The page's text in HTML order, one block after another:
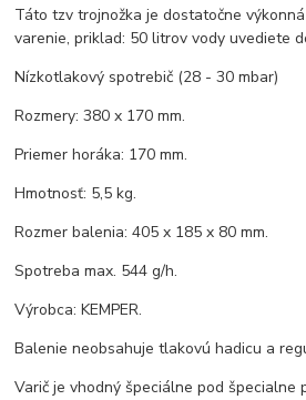
Táto tzv trojnožka je dostatočne
varenie, priklad: 50 litrov vody uvediete
Nízkotlakový spotrebič (28 - 30 mbar)
Rozmery: 380 x 170 mm.
Priemer horáka: 170 mm.
Hmotnosť: 5,5 kg.
Rozmer balenia: 405 x 185 x 80 mm.
Spotreba max. 544 g/h.
Výrobca: KEMPER.
Balenie neobsahuje tlakovú hadicu a
Varič je vhodný špeciálne pod špecialne